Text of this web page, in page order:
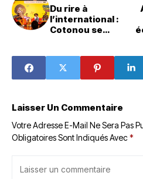
Du rire à
l’international :
Cotonou se
l’humour africain
Laisser Un Commentaire
Votre Adresse E-Mail Ne Sera Pas
Obligatoires Sont Indiqués Avec*